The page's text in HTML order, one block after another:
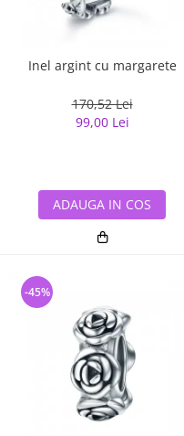
Inel argint cu margarete
170,52 Lei
99,00 Lei
ADAUGA IN COS
-45%